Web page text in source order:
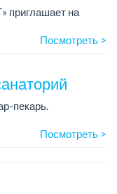
приглашает на
Посмотреть >
пекарь.
Посмотреть >